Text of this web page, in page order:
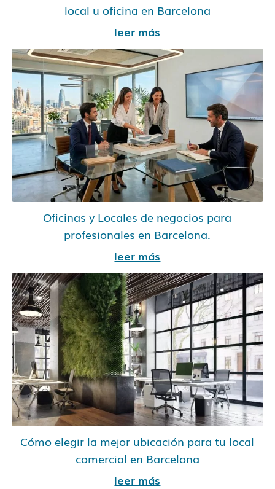
local u oficina en Barcelona
leer más
Oficinas y Locales de negocios para
profesionales en Barcelona.
leer más
Cómo elegir la mejor ubicación para tu local
comercial en Barcelona
leer más